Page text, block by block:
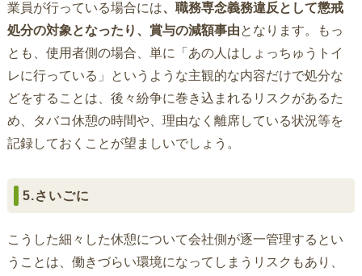
業員が行っている場合には、職務専念義務違反として懲戒
処分の対象となったり、賞与の減額事由となります。もっ
とも、使用者側の場合、単に「あの人はしょっちゅうトイ
レに行っている」というような主観的な内容だけで処分な
どをすることは、後々紛争に巻き込まれるリスクがあるた
め、タバコ休憩の時間や、理由なく離席している状況等を
記録しておくことが望ましいでしょう。
5.さいごに
こうした細々した休憩について会社側が逐一管理するとい
うことは、働きづらい環境になってしまうリスクもあり、